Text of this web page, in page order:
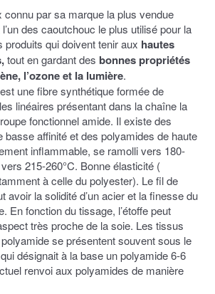
connu par sa marque la plus vendue
des caoutchouc le plus utilisé pour la
produits qui doivent tenir aux hautes
tout en gardant des bonnes propriétés
l’ozone et la lumière.
est une fibre synthétique formée de
linéaires présentant dans la chaîne la
fonctionnel amide. Il existe des
basse affinité et des polyamides de haute
inflammable, se ramolli vers 180-
215-260°C. Bonne élasticité (
à celle du polyester). Le fil de
avoir la solidité d’un acier et la finesse du
En fonction du tissage, l’étoffe peut
très proche de la soie. Les tissus
se présentent souvent sous le
désignait à la base un polyamide 6-6
renvoi aux polyamides de manière